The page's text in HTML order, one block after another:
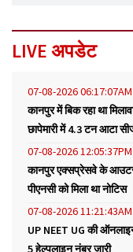
LIVE अपडेट
07-08-2026 06:17:07AM
कानपुर में बिक रहा था
छापेमारी में 4.3 टन आटा
07-08-2026 12:05:37PM
कानपुर एक्सप्रेसवे के आउटर
पीएनसी को मिला था नोटिस
07-08-2026 11:21:43AM
UP NEET UG की
5 हेल्पलाइन नंबर जारी